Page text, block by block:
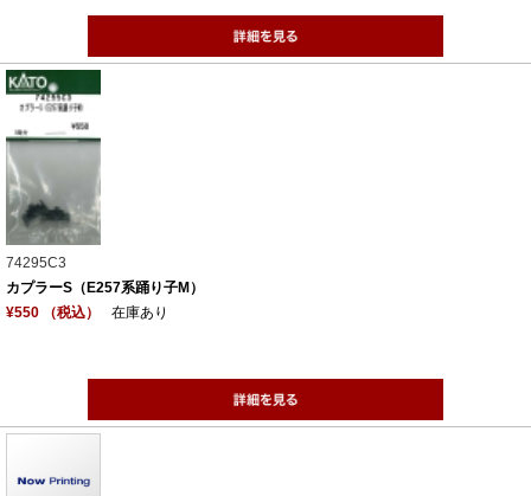
74295C3
カプラーS（E257系踊り子M）
¥550 （税込）
在庫あり